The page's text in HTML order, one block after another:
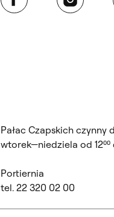
Pałac Czapskich czynny
wtorek—niedziela od 12⁰⁰
Portiernia
tel. 22 320 02 00